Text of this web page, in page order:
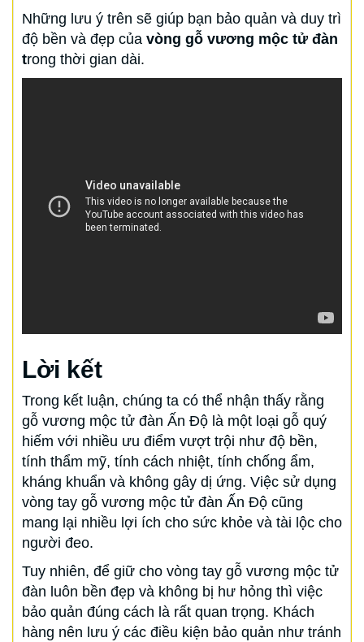
Những lưu ý trên sẽ giúp bạn bảo quản và duy trì
độ bền và đẹp của vòng gỗ vương mộc tử đàn
trong thời gian dài.
Lời kết
Trong kết luận, chúng ta có thể nhận thấy rằng
gỗ vương mộc tử đàn Ấn Độ là một loại gỗ quý
hiếm với nhiều ưu điểm vượt trội như độ bền,
tính thẩm mỹ, tính cách nhiệt, tính chống ẩm,
kháng khuẩn và không gây dị ứng. Việc sử dụng
vòng tay gỗ vương mộc tử đàn Ấn Độ cũng
mang lại nhiều lợi ích cho sức khỏe và tài lộc cho
người đeo.
Tuy nhiên, để giữ cho vòng tay gỗ vương mộc tử
đàn luôn bền đẹp và không bị hư hỏng thì việc
bảo quản đúng cách là rất quan trọng. Khách
hàng nên lưu ý các điều kiện bảo quản như tránh